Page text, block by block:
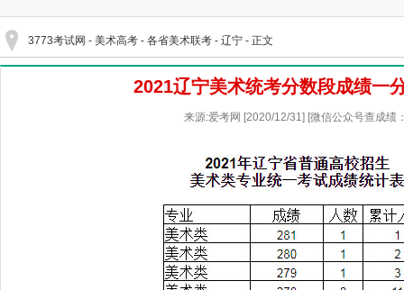
3773考试网 - 美术高考 - 各省美术联考 - 辽宁 - 正文
2021辽宁美术统考分数段成绩一
来源:爱考网 [2020/12/31] [微信公众号查成绩